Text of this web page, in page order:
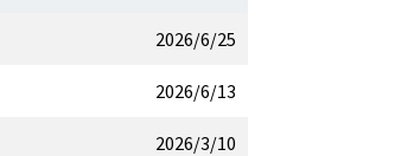
2026/6/25
2026/6/13
2026/3/10